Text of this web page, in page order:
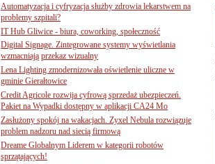
Automatyzacja i cyfryzacja służby zdrowia lekarstwem na
problemy szpitali?
IT Hub Gliwice - biura, coworking, społeczność
Digital Signage. Zintegrowane systemy wyświetlania
wzmacniają przekaz wizualny
Lena Lighting zmodernizowała oświetlenie uliczne w
gminie Gierałtowice
Credit Agricole rozwija cyfrową sprzedaż ubezpieczeń.
Pakiet na Wypadki dostępny w aplikacji CA24 Mo
Zasłużony spokój na wakacjach. Zyxel Nebula rozwiązuje
problem nadzoru nad siecią firmową
Dreame Globalnym Liderem w kategorii robotów
sprzątających!